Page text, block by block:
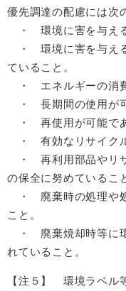
優先調達の配慮には次
・ 環境に害を与える
・ 環境に害を与え
ていること。
・ エネルギーの消費
・ 長期間の使用が可
・ 再使用が可能であ
・ 有効なリサイクル
・ 再利用部品やリ
の保全に努めているこ
・ 廃棄時の処理や処
こと。
・ 廃棄焼却時等に環
れていること。
【注５】 環境ラベル